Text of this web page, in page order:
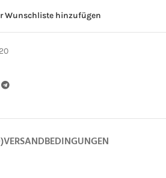
Wunschliste hinzufügen
VERSANDBEDINGUNGEN